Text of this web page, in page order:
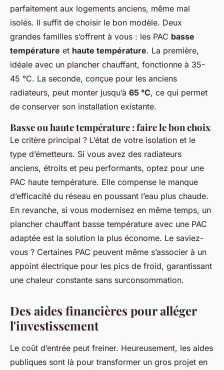
parfaitement aux logements anciens, même mal
isolés. Il suffit de choisir le bon modèle. Deux
grandes familles s’offrent à vous : les PAC basse
température et haute température. La première,
idéale avec un plancher chauffant, fonctionne à 35-
45 °C. La seconde, conçue pour les anciens
radiateurs, peut monter jusqu’à 65 °C, ce qui permet
de conserver son installation existante.
Basse ou haute température : faire le bon choix
Le critère principal ? L’état de votre isolation et le
type d’émetteurs. Si vous avez des radiateurs
anciens, étroits et peu performants, optez pour une
PAC haute température. Elle compense le manque
d’efficacité du réseau en poussant l’eau plus chaude.
En revanche, si vous modernisez en même temps, un
plancher chauffant basse température avec une PAC
adaptée est la solution la plus économe. Le saviez-
vous ? Certaines PAC peuvent même s’associer à un
appoint électrique pour les pics de froid, garantissant
une chaleur constante sans surconsommation.
Des aides financières pour alléger
l'investissement
Le coût d’entrée peut freiner. Heureusement, les aides
publiques sont là pour transformer un gros projet en